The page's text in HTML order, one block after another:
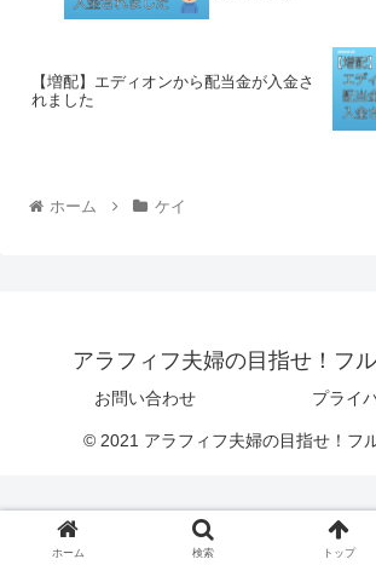
【増配】エディオンから配当金が入金さ
れました
ホーム ケイ
アラフィフ夫婦の目指せ！フ
お問い合わせ プライ
© 2021 アラフィフ夫婦の目指せ！フ
ホーム 検索 トップ